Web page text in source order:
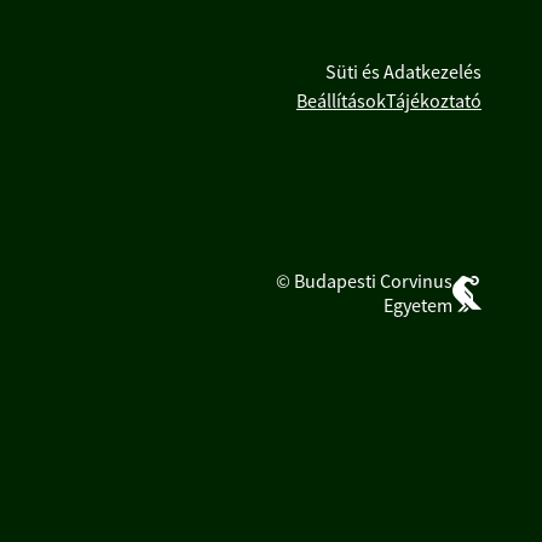
Süti és Adatkezelés
BeállításokTájékoztató
© Budapesti Corvinus
Egyetem